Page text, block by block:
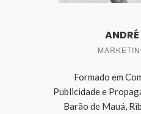
Formado em
Publicidade e
Barão de Mauá,